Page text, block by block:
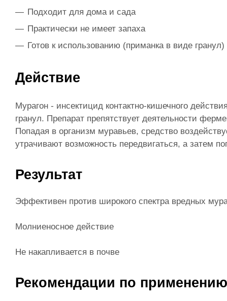
Подходит для дома и сада
Практически не имеет запаха
Готов к использованию (приманка в виде гранул)
Действие
Мурагон - инсектицид контактно-кишечного
гранул. Препарат препятствует деятельности
Попадая в организм муравьев, средство
утрачивают возможность передвигаться, а затем
Результат
Эффективен против широкого спектра вредных
Молниеносное действие
Не накапливается в почве
Рекомендации по применению